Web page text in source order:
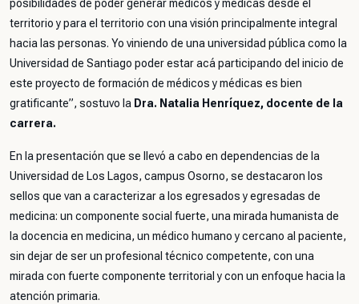
posibilidades de poder generar médicos y médicas desde el
territorio y para el territorio con una visión principalmente integral
hacia las personas. Yo viniendo de una universidad pública como la
Universidad de Santiago poder estar acá participando del inicio de
este proyecto de formación de médicos y médicas es bien
gratificante”, sostuvo la Dra. Natalia Henríquez, docente de la
carrera.
En la presentación que se llevó a cabo en dependencias de la
Universidad de Los Lagos, campus Osorno, se destacaron los
sellos que van a caracterizar a los egresados y egresadas de
medicina: un componente social fuerte, una mirada humanista de
la docencia en medicina, un médico humano y cercano al paciente,
sin dejar de ser un profesional técnico competente, con una
mirada con fuerte componente territorial y con un enfoque hacia la
atención primaria.